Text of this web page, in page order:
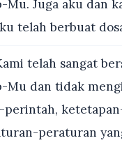
Mu. Juga aku dan
telah berbuat
telah sangat
Mu dan tidak
peraturan